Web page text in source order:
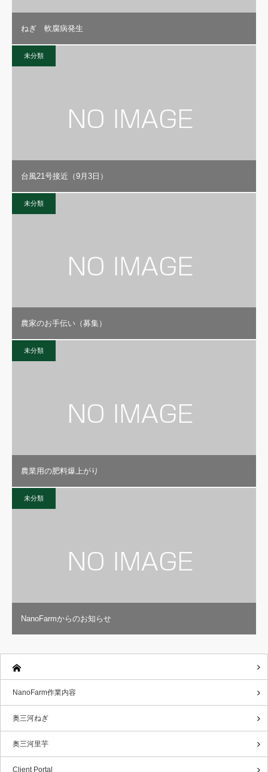
ねぎ 軟腐病発生
未分類
台風21号接近（9月3日）
未分類
農家のお手伝い（募集）
未分類
農業用の肥料爆上がり
未分類
NanoFarmからのお知らせ
NanoFarm作業内容
奥三河ねぎ
奥三河里芋
Client Portal